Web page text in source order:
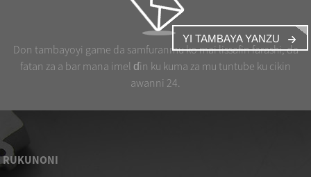
Don tambayoyi game da samfuranmu ko mai lissafin farashi, da
fatan za a bar mana imel ɗin ku kuma za mu tuntube ku cikin
awanni 24.
YI TAMBAYA YANZU
RUKUNONI